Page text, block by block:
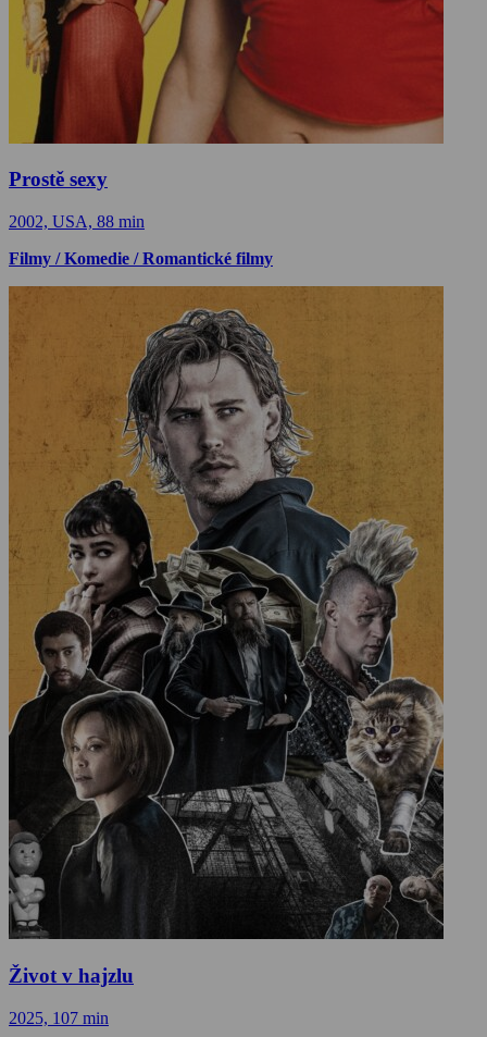
Prostě sexy
2002, USA, 88 min
Filmy / Komedie / Romantické filmy
Život v hajzlu
2025, 107 min